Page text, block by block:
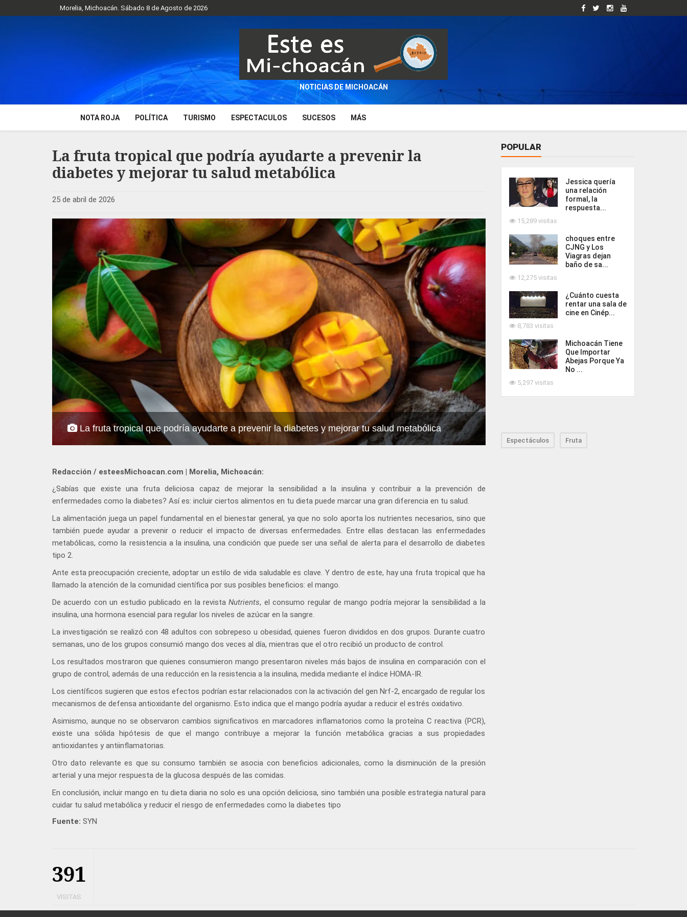
Morelia, Michoacán. Sábado 8 de Agosto de 2026
NOTICIAS DE MICHOACÁN
NOTA ROJA POLÍTICA TURISMO ESPECTACULOS SUCESOS MÁS
La fruta tropical que podría ayudarte a prevenir la
diabetes y mejorar tu salud metabólica
25 de abril de 2026
La fruta tropical que podría ayudarte a prevenir la diabetes y mejorar tu salud metabólica
Redacción / esteesMichoacan.com | Morelia, Michoacán:
¿Sabías que existe una fruta deliciosa capaz de mejorar la sensibilidad a la insulina y contribuir a la prevención de
enfermedades como la diabetes? Así es: incluir ciertos alimentos en tu dieta puede marcar una gran diferencia en tu salud.
La alimentación juega un papel fundamental en el bienestar general, ya que no solo aporta los nutrientes necesarios, sino que
también puede ayudar a prevenir o reducir el impacto de diversas enfermedades. Entre ellas destacan las enfermedades
metabólicas, como la resistencia a la insulina, una condición que puede ser una señal de alerta para el desarrollo de diabetes
tipo 2.
Ante esta preocupación creciente, adoptar un estilo de vida saludable es clave. Y dentro de este, hay una fruta tropical que ha
llamado la atención de la comunidad científica por sus posibles beneficios: el mango.
De acuerdo con un estudio publicado en la revistaNutrients, el consumo regular de mango podría mejorar la sensibilidad a la
insulina, una hormona esencial para regular los niveles de azúcar en la sangre.
La investigación se realizó con 48 adultos con sobrepeso u obesidad, quienes fueron divididos en dos grupos. Durante cuatro
semanas, uno de los grupos consumió mango dos veces al día, mientras que el otro recibió un producto de control.
Los resultados mostraron que quienes consumieron mango presentaron niveles más bajos de insulina en comparación con el
grupo de control, además de una reducción en la resistencia a la insulina, medida mediante el índice HOMA-IR.
Los científicos sugieren que estos efectos podrían estar relacionados con la activación del gen Nrf-2, encargado de regular los
mecanismos de defensa antioxidante del organismo. Esto indica que el mango podría ayudar a reducir el estrés oxidativo.
Asimismo, aunque no se observaron cambios significativos en marcadores inflamatorios como la proteína C reactiva (PCR),
existe una sólida hipótesis de que el mango contribuye a mejorar la función metabólica gracias a sus propiedades
antioxidantes y antiinflamatorias.
Otro dato relevante es que su consumo también se asocia con beneficios adicionales, como la disminución de la presión
arterial y una mejor respuesta de la glucosa después de las comidas.
En conclusión, incluir mango en tu dieta diaria no solo es una opción deliciosa, sino también una posible estrategia natural para
cuidar tu salud metabólica y reducir el riesgo de enfermedades como la diabetes tipo
Fuente: SYN
POPULAR
Jessica quería
una relación
formal, la
respuesta...
15,289 visitas
choques entre
CJNG y Los
Viagras dejan
baño de sa...
12,275 visitas
¿Cuánto cuesta
rentar una sala de
cine en Cinép...
8,783 visitas
Michoacán Tiene
Que Importar
Abejas Porque Ya
No ...
5,297 visitas
Espectáculos Fruta
391
VISITAS